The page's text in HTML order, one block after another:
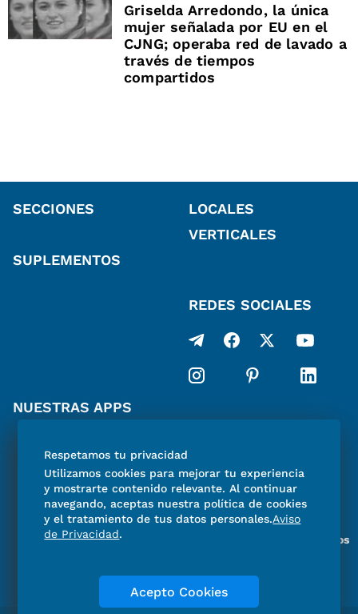
Griselda Arredondo, la única
mujer señalada por EU en el
CJNG; operaba red de lavado a
través de tiempos
compartidos
SECCIONES
SUPLEMENTOS
VERTICALES
LOCALES
REDES SOCIALES
Miembro del Grupo de Diarios
NUESTRAS APPS
Respetamos tu privacidad
Utilizamos cookies para mejorar tu experiencia
y mostrarte contenido relevante. Al continuar
navegando, aceptas nuestra política de cookies
y el tratamiento de tus datos personales.Aviso
de Privacidad.
Acepto Cookies